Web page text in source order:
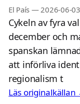
El País — 2026-06-03
Cykeln av fyra
december och
spanskan
att införliva
regionalism t
Läs originalkällan